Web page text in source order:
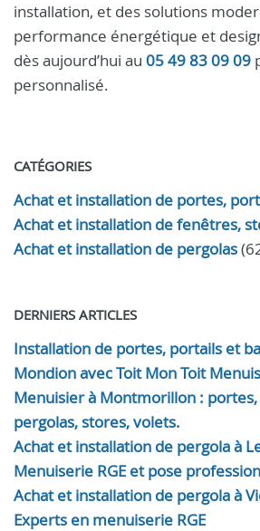
installation, et des solutions
performance énergétique et
dès aujourd’hui au 05 49 83 09 09
personnalisé.
CATÉGORIES
Achat et installation de portes,
Achat et installation de fenêtres,
Achat et installation de pergolas
DERNIERS ARTICLES
Installation de portes, portails et
Mondion avec Toit Mon Toit
Menuisier à Montmorillon :
pergolas, stores, volets.
Achat et installation de pergola à
Menuiserie RGE et pose
Achat et installation de pergola à
Experts en menuiserie RGE